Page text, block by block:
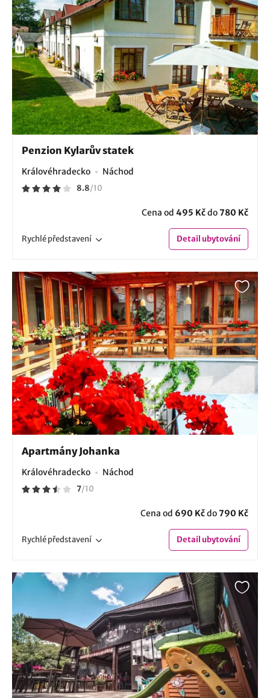
Penzion Kylarův statek
Královéhradecko Náchod
8.8/10
Cena od 495 Kčdo780 Kč
Rychlépředstavení Detailubytování
Apartmány Johanka
Královéhradecko Náchod
7/10
Cena od 690 Kčdo790 Kč
Rychlépředstavení Detailubytování